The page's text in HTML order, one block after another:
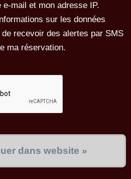
mail et mon adresse IP.
sur les données
recevoir des alertes par SMS
ma réservation.
dans website »